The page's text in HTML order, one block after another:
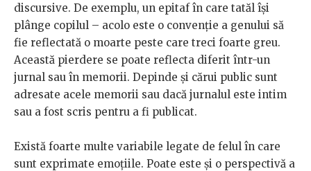
discursive. De exemplu, un epitaf în care tatăl își
plânge copilul – acolo este o convenție a genului să
fie reflectată o moarte peste care treci foarte greu.
Această pierdere se poate reflecta diferit într-un
jurnal sau în memorii. Depinde și cărui public sunt
adresate acele memorii sau dacă jurnalul este intim
sau a fost scris pentru a fi publicat.
Există foarte multe variabile legate de felul în care
sunt exprimate emoțiile. Poate este și o perspectivă a